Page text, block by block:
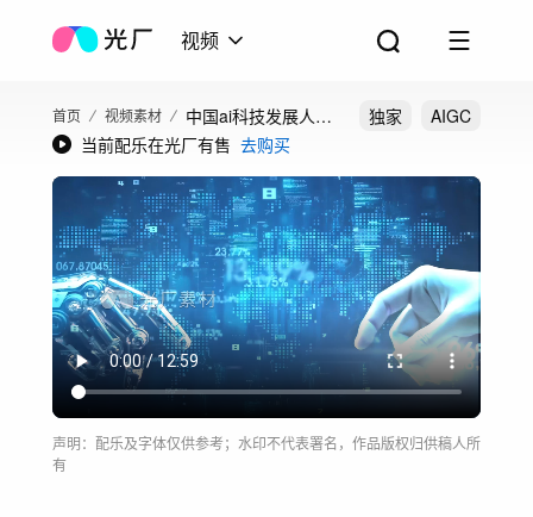
视频
首页 视频素材
中国ai科技发展人工
智能赋能未来机器人
独家
AIGC
当前配乐在光厂有售 去购买
声明：配乐及字体仅供参考；水印不代表署名，作品版权归供稿人所
有